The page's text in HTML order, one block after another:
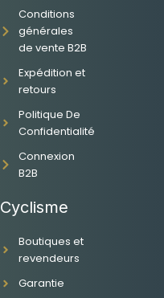
Conditions
générales
de vente B2B
Expédition et
retours
Politique De
Confidentialité
Connexion
B2B
Cyclisme
Boutiques et
revendeurs
Garantie